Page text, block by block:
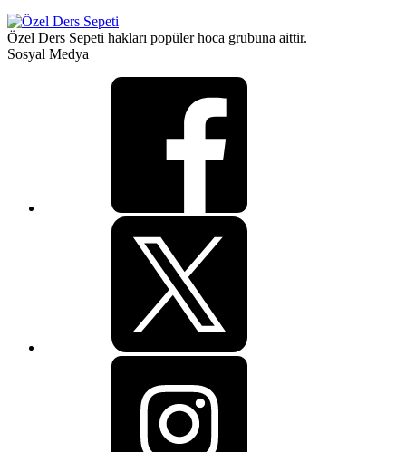
Özel Ders Sepeti hakları popüler hoca grubuna aittir.
Sosyal Medya